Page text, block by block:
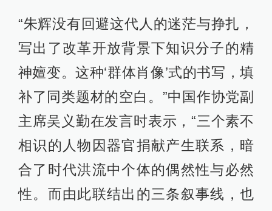
“朱辉没有回避这代人的迷茫与挣扎，
写出了改革开放背景下知识分子的精
神嬗变。这种‘群体肖像’式的书写，填
补了同类题材的空白。”中国作协党副
主席吴义勤在发言时表示，“三个素不
相识的人物因器官捐献产生联系，暗
合了时代洪流中个体的偶然性与必然
性。而由此联结出的三条叙事线，也